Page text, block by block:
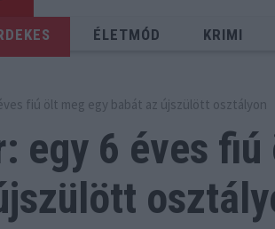
ÉLETMÓD KRIMI
fiú ölt meg egy babát az újszülött osztályon
egy 6 éves